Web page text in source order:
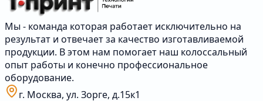
Мы - команда которая работает исключительно на
результат и отвечает за качество изготавливаемой
продукции. В этом нам помогает наш колоссальный
опыт работы и конечно профессиональное
оборудование.
г. Москва, ул. Зорге, д.15к1